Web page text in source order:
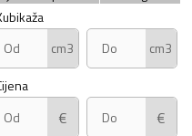
cm3
cm3
€ €